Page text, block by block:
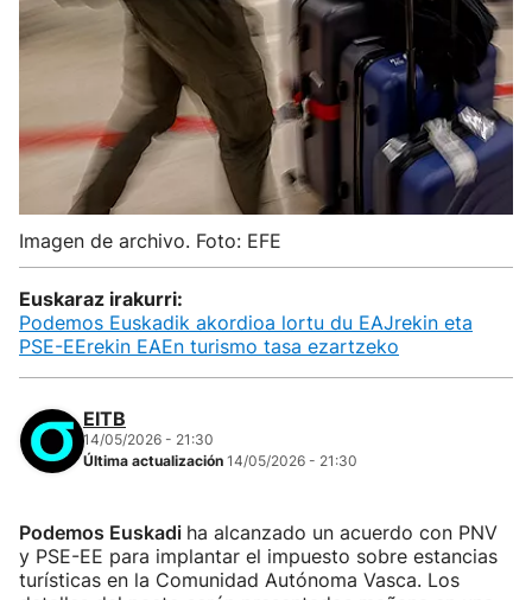
Imagen de archivo. Foto: EFE
Euskaraz irakurri:
Podemos Euskadik akordioa lortu du EAJrekin eta
PSE-EErekin EAEn turismo tasa ezartzeko
EITB
14/05/2026 - 21:30
Última actualización 14/05/2026 - 21:30
Podemos Euskadi ha alcanzado un acuerdo con PNV
y PSE-EE para implantar el impuesto sobre estancias
turísticas en la Comunidad Autónoma Vasca. Los